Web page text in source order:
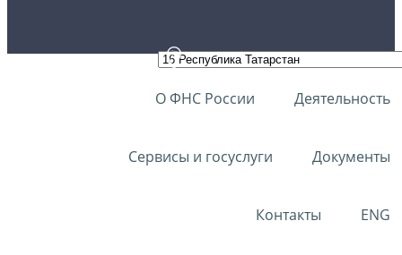
О ФНС России Деятельность
Сервисы и госуслуги Документы
Контакты ENG